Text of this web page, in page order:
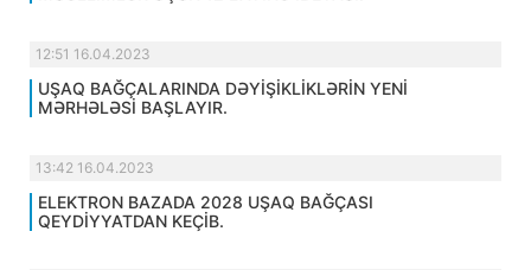
12:51 16.04.2023
UŞAQ BAĞÇALARINDA DƏYİŞİKLİKLƏRİN YENİ
MƏRHƏLƏSİ BAŞLAYIR.
13:42 16.04.2023
ELEKTRON BAZADA 2028 UŞAQ BAĞÇASI
QEYDİYYATDAN KEÇİB.